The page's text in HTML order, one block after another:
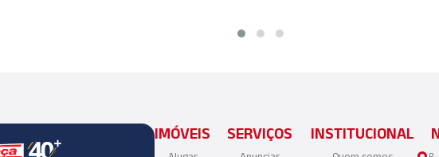
IMÓVEIS SERVIÇOS INSTITUCIONAL